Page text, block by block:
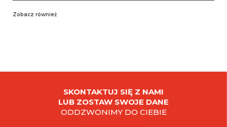
Zobacz również
SKONTAKTUJ SIĘ Z NAMI
LUB ZOSTAW SWOJE DANE
ODDZWONIMY DO CIEBIE